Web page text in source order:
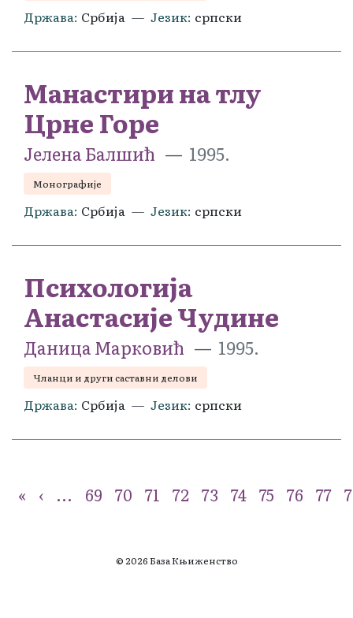
Држава Србија Језик српски
Манастири на тлу
Црне Горе
Јелена Балшић 1995.
Монографије
Држава Србија Језик српски
Психологија
Анастасије Чудине
Даница Марковић 1995.
Чланци и други саставни делови
Држава Србија Језик српски
« ‹ ... 69 70 71 72 73 74 75 76 77
© 2026 База Књиженство